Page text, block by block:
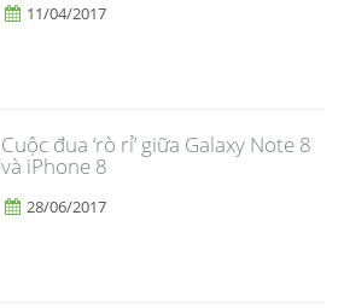
11/04/2017
​Cuộc đua ‘rò rỉ’ giữa Galaxy Note 8
và iPhone 8
28/06/2017